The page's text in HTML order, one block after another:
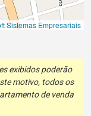
Sistemas Empresariais
exibidos poderão
motivo, todos os
de venda